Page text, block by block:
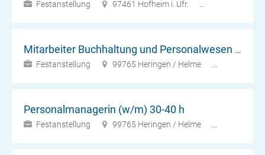
Festanstellung 97461 Hofheim i. Ufr.
Mitarbeiter Buchhaltung und Personalwesen (m/w)
Festanstellung 99765 Heringen / Helme
Personalmanagerin (w/m) 30-40 h
Festanstellung 99765 Heringen / Helme